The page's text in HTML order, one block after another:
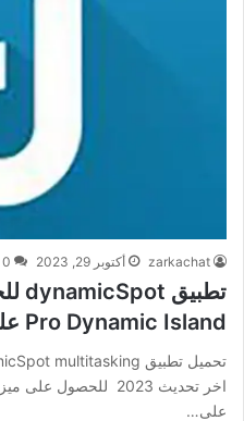
zarkachat أكتوبر 29, 2023 0
Pro Dynamic Island على الاندرويد
على…